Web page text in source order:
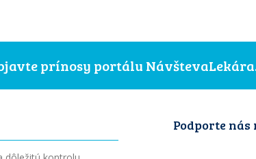
prínosy portálu
Podporte nás